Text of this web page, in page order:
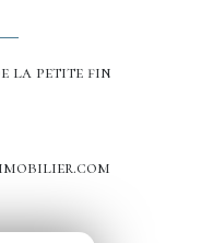
la petite fin